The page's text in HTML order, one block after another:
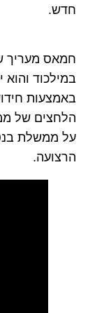
חדש.
חמאס מעריך
במילכוד והוא
באמצעות
הלחצים של
על ממשלת
הרצועה.